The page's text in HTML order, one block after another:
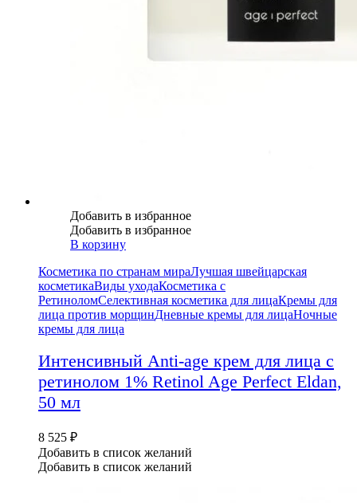
Добавить в избранное
Добавить в избранное
В корзину
Косметика по странам мираЛучшая швейцарская
косметикаВиды уходаКосметика с
РетиноломСелективная косметика для лицаКремы для
лица против морщинДневные кремы для лицаНочные
кремы для лица
Интенсивный Anti-age крем для лица с
ретинолом 1% Retinol Age Perfect Eldan,
50 мл
8 525 ₽
Добавить в список желаний
Добавить в список желаний